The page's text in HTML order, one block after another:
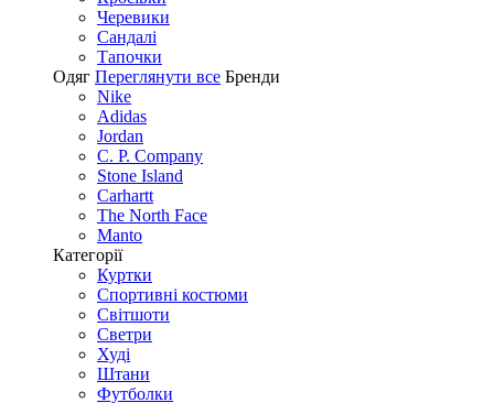
Черевики
Сандалі
Tапочки
Одяг Переглянути все Бренди
Nike
Adidas
Jordan
C. P. Company
Stone Island
Carhartt
The North Face
Manto
Категорії
Куртки
Спортивні костюми
Світшоти
Светри
Худі
Штани
Футболки